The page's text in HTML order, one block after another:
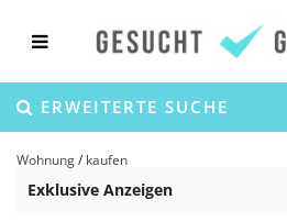
ERWEITERTE SUCHE
Wohnung/ kaufen
Exklusive Anzeigen